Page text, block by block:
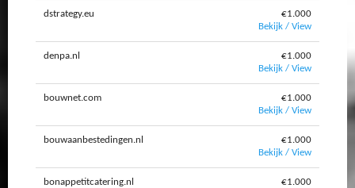
dstrategy.eu
€1.000
Bekijk / View
denpa.nl
€1.000
Bekijk / View
bouwnet.com
€1.000
Bekijk / View
bouwaanbestedingen.nl
€1.000
Bekijk / View
bonappetitcatering.nl
€1.000